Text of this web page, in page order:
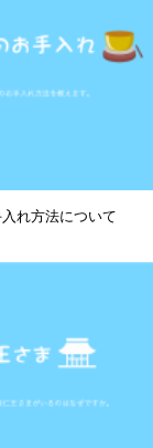
れ方法について